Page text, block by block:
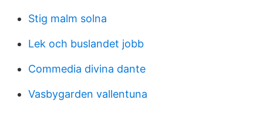
Stig malm solna
Lek och buslandet jobb
Commedia divina dante
Vasbygarden vallentuna